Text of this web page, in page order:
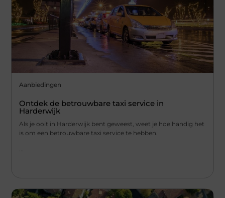
Aanbiedingen
Ontdek de betrouwbare taxi service in
Harderwijk
Als je ooit in Harderwijk bent geweest, weet je hoe handig het
is om een betrouwbare taxi service te hebben.
...